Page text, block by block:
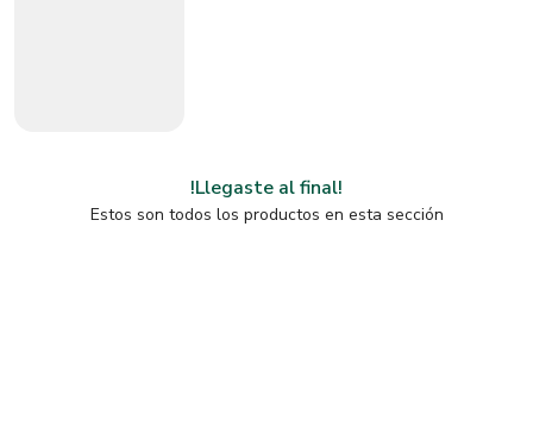
!Llegaste al final!
Estos son todos los productos en esta sección